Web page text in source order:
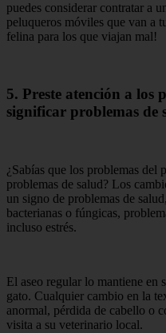
puedes considerar contratar a
peluqueros móviles que van a
felina para los que viajan mal!
5. Preste atención a los
significar problemas de
¿Sabías que los problemas del
problemas de salud? Los
un signo de problemas de
bacterianas o fúngicas,
incluso estrés.
El aseo regular lo mantiene en
gato. Cualquier cambio en la
anormal, pérdida de cabello o
visita a su veterinario local.